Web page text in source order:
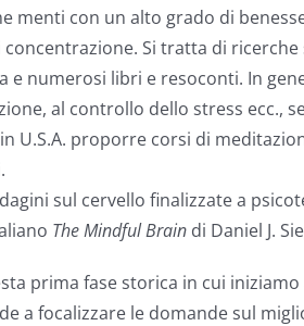
menti con un alto grado di
Si tratta di
e numerosi libri e resoconti. In
al controllo dello stress
U.S.A. proporre corsi di
sul cervello finalizzate a
The Mindful Brain di Daniel J.
prima fase storica in cui
a focalizzare le domande sul